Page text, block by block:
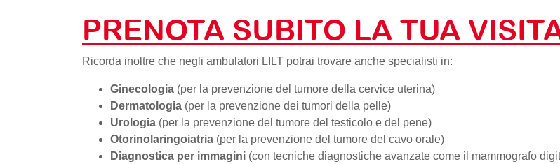
PRENOTA SUBITO LA TUA
Ricorda inoltre che negli ambulatori LILT potrai trovare anche specialisti in:
Ginecologia (per la prevenzione del tumore della cervice uterina)
Dermatologia (per la prevenzione dei tumori della pelle)
Urologia (per la prevenzione del tumore del testicolo e del pene)
Otorinolaringoiatria (per la prevenzione del tumore del cavo orale)
Diagnostica per immagini (con tecniche diagnostiche avanzate come il mammografo